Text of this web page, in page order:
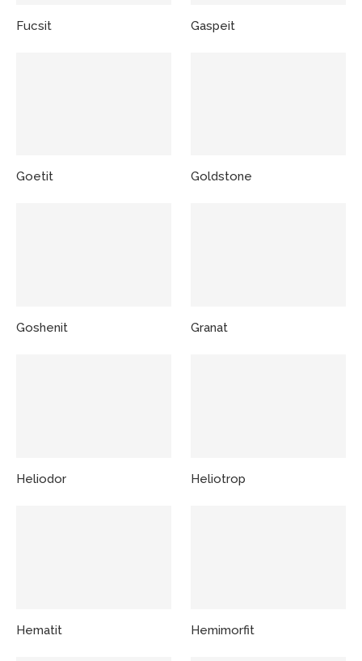
Fucsit Gaspeit
Goetit Goldstone
Goshenit Granat
Heliodor Heliotrop
Hematit Hemimorfit